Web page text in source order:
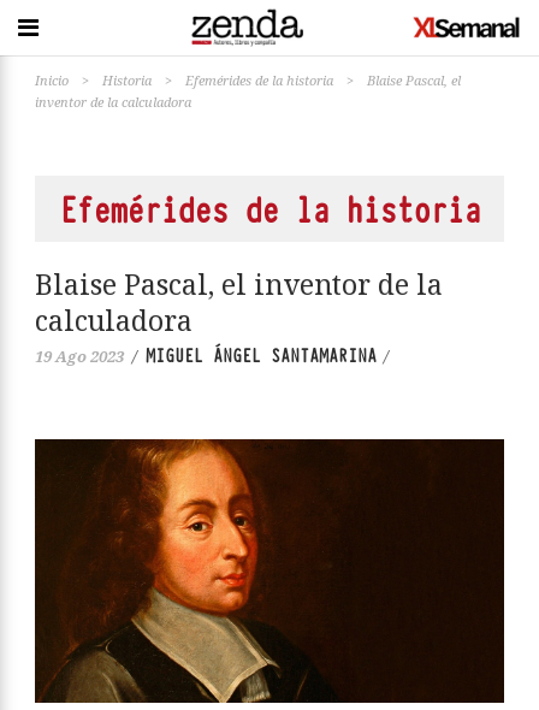
Inicio > Historia > Efemérides de la historia >
Blaise Pascal, el
inventor de la calculadora
Efemérides de la historia
Blaise Pascal, el inventor de la
calculadora
19 Ago 2023 / MIGUEL ÁNGEL SANTAMARINA /